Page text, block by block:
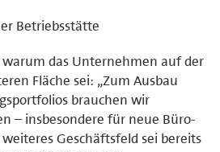
Betriebsstätte
das Unternehmen auf der
Fläche sei: „Zum Ausbau
brauchen wir
– insbesondere für neue Büro-
Geschäftsfeld sei bereits